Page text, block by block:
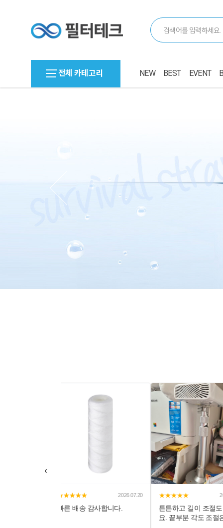
전체 카테고리 NEW BEST EVENT
‹
★★★★★ 2026.07.20
빠른 배송 감사합니다.
★★★★★
튼튼하고 길이 조절도
요. 끝부분 각도 조절은